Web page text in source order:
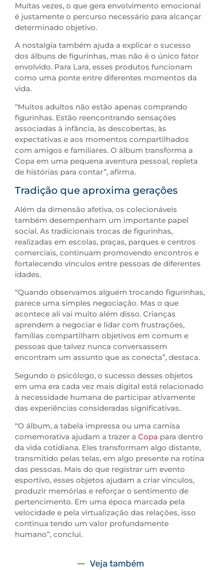
Muitas vezes, o que gera envolvimento emocional
é justamente o percurso necessário para alcançar
determinado objetivo.
A nostalgia também ajuda a explicar o sucesso
dos álbuns de figurinhas, mas não é o único fator
envolvido. Para Lara, esses produtos funcionam
como uma ponte entre diferentes momentos da
vida.
“Muitos adultos não estão apenas comprando
figurinhas. Estão reencontrando sensações
associadas à infância, às descobertas, às
expectativas e aos momentos compartilhados
com amigos e familiares. O álbum transforma a
Copa em uma pequena aventura pessoal, repleta
de histórias para contar”, afirma.
Tradição que aproxima gerações
Além da dimensão afetiva, os colecionáveis
também desempenham um importante papel
social. As tradicionais trocas de figurinhas,
realizadas em escolas, praças, parques e centros
comerciais, continuam promovendo encontros e
fortalecendo vínculos entre pessoas de diferentes
idades.
“Quando observamos alguém trocando figurinhas,
parece uma simples negociação. Mas o que
acontece ali vai muito além disso. Crianças
aprendem a negociar e lidar com frustrações,
famílias compartilham objetivos em comum e
pessoas que talvez nunca conversassem
encontram um assunto que as conecta”, destaca.
Segundo o psicólogo, o sucesso desses objetos
em uma era cada vez mais digital está relacionado
à necessidade humana de participar ativamente
das experiências consideradas significativas.
“O álbum, a tabela impressa ou uma camisa
comemorativa ajudam a trazer a Copa para dentro
da vida cotidiana. Eles transformam algo distante,
transmitido pelas telas, em algo presente na rotina
das pessoas. Mais do que registrar um evento
esportivo, esses objetos ajudam a criar vínculos,
produzir memórias e reforçar o sentimento de
pertencimento. Em uma época marcada pela
velocidade e pela virtualização das relações, isso
continua tendo um valor profundamente
humano”, conclui.
Veja também